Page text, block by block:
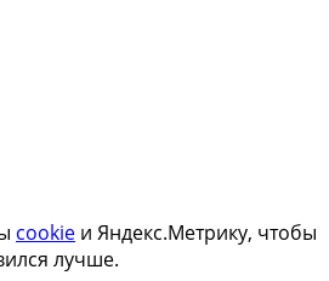
cookie и Яндекс.Метрику, чтобы
лучше.